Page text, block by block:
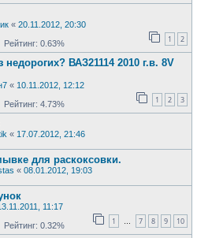
« 20.11.2012, 20:30
1 2
Рейтинг: 0.63%
ВАЗ21114 2010 г.в. 8V
« 10.11.2012, 12:12
1 2 3
Рейтинг: 4.73%
« 17.07.2012, 21:46
для раскоксовки.
« 08.01.2012, 19:03
11:17
1 … 7 8 9 10
Рейтинг: 0.32%